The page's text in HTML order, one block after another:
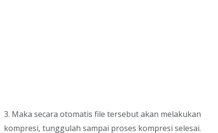
3. Maka secara otomatis file tersebut akan melakukan
kompresi, tunggulah sampai proses kompresi selesai.